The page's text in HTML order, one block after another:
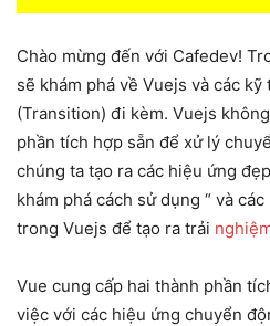
Chào mừng đến với Cafedev!
sẽ khám phá về Vuejs và các
(Transition) đi kèm. Vuejs
phần tích hợp sẵn để xử lý
chúng ta tạo ra các hiệu ứng
khám phá cách sử dụng “ và
trong Vuejs để tạo ra trải
Vue cung cấp hai thành phần
việc với các hiệu ứng chuyển